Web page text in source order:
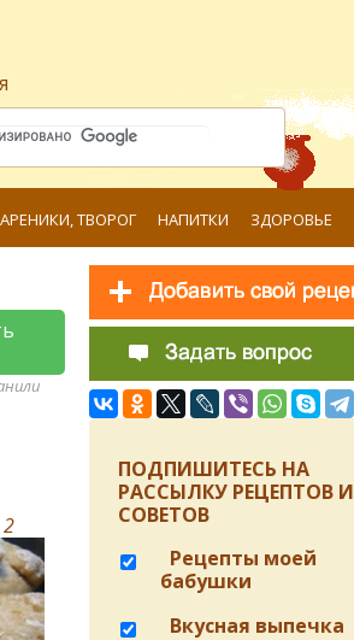
ТВОРОГ НАПИТКИ ЗДОРОВЬЕ
2
ПОДПИШИТЕСЬ НА
РАССЫЛКУ РЕЦЕПТОВ И
СОВЕТОВ
Рецепты моей
бабушки
Вкусная выпечка